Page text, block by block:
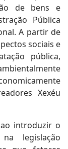
de bens e
Pública
A partir de
sociais e
pública,
Xexéu
introduzir o
legislação